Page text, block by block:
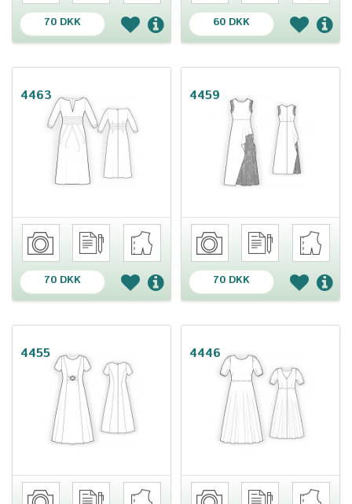
70 DKK 60 DKK
4463
70 DKK
4459
70 DKK
4455 4446